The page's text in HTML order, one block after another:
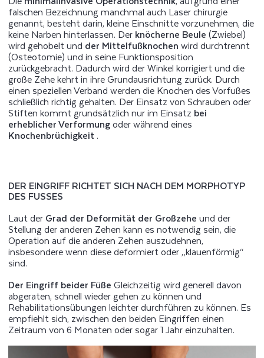
falschen Bezeichnung manchmal auch Laser chirurgie
genannt, besteht darin, kleine Einschnitte vorzunehmen, die
keine Narben hinterlassen. Der knöcherne Beule (Zwiebel)
wird gehobelt und der Mittelfußknochen wird durchtrennt
(Osteotomie) und in seine Funktionsposition
zurückgebracht. Dadurch wird der Winkel korrigiert und die
große Zehe kehrt in ihre Grundausrichtung zurück. Durch
einen speziellen Verband werden die Knochen des Vorfußes
schließlich richtig gehalten. Der Einsatz von Schrauben oder
Stiften kommt grundsätzlich nur im Einsatz bei
erheblicher Verformungoder während eines
Knochenbrüchigkeit .
DER EINGRIFF RICHTET SICH NACH DEM MORPHOTYP
DES FUSSES
Laut der Grad der Deformität der Großzehe und der
Stellung der anderen Zehen kann es notwendig sein, die
Operation auf die anderen Zehen auszudehnen,
insbesondere wenn diese deformiert oder „klauenförmig“
sind.
Der Eingriff beider Füße Gleichzeitig wird generell davon
abgeraten, schnell wieder gehen zu können und
Rehabilitationsübungen leichter durchführen zu können. Es
empfiehlt sich, zwischen den beiden Eingriffen einen
Zeitraum von 6 Monaten oder sogar 1 Jahr einzuhalten.